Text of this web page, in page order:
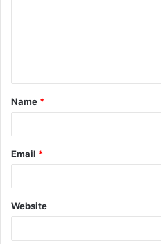
Name *
Email *
Website